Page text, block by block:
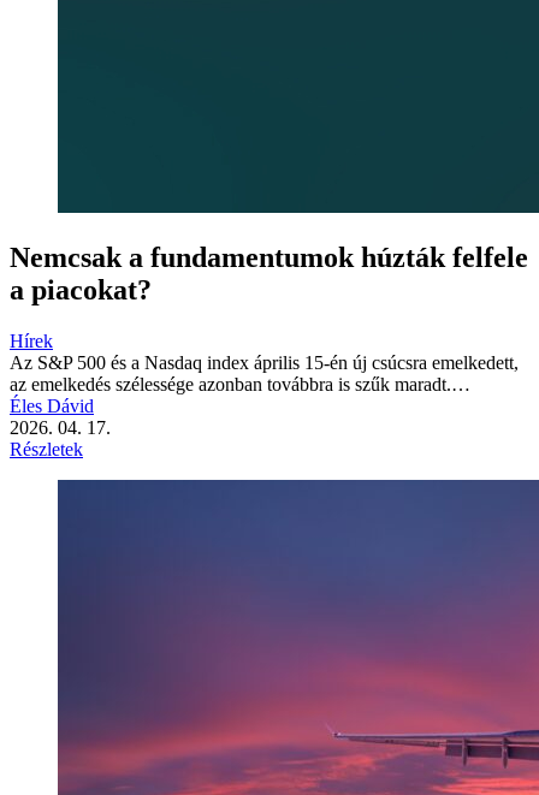
Nemcsak a fundamentumok húzták felfele
a piacokat?
Hírek
Az S&P 500 és a Nasdaq index április 15-én új csúcsra emelkedett,
az emelkedés szélessége azonban továbbra is szűk maradt.…
Éles Dávid
2026. 04. 17.
Részletek